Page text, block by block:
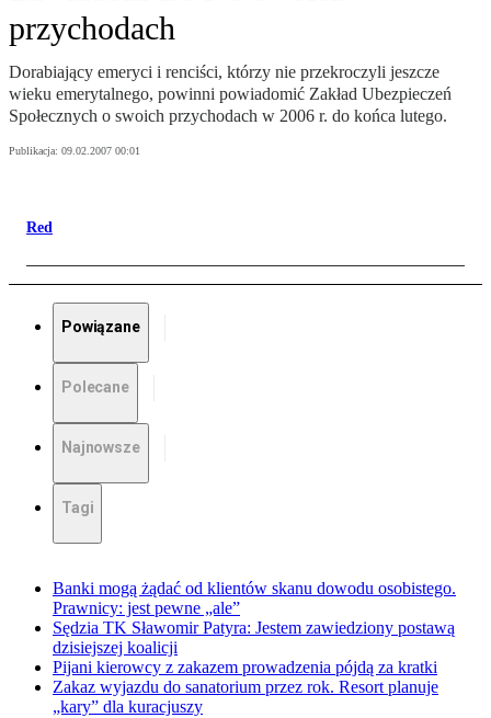
przychodach
Dorabiający emeryci i renciści, którzy nie przekroczyli jeszcze
wieku emerytalnego, powinni powiadomić Zakład Ubezpieczeń
Społecznych o swoich przychodach w 2006 r. do końca lutego.
Publikacja: 09.02.2007 00:01
Red
Powiązane
Polecane
Najnowsze
Tagi
Banki mogą żądać od klientów skanu dowodu osobistego.
Prawnicy: jest pewne „ale”
Sędzia TK Sławomir Patyra: Jestem zawiedziony postawą
dzisiejszej koalicji
Pijani kierowcy z zakazem prowadzenia pójdą za kratki
Zakaz wyjazdu do sanatorium przez rok. Resort planuje
„kary” dla kuracjuszy